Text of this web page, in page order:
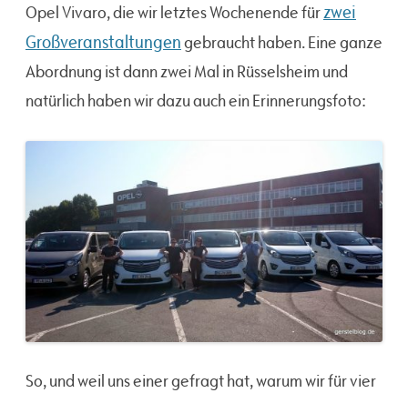
Opel Vivaro, die wir letztes Wochenende fürzwei
Großveranstaltungengebraucht haben. Eine ganze
Abordnung ist dann zwei Mal in Rüsselsheim und
natürlich haben wir dazu auch ein Erinnerungsfoto:
So, und weil uns einer gefragt hat, warum wir für vier